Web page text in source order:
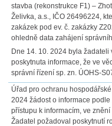
stavba (rekonstrukce F1) –
Želivka, a.s., IČO 26496224,
zakázek pod ev. č. zakázky
ohledně data zahájení
Dne 14. 10. 2024 byla žadateli
poskytnuta informace, že ve
správní řízení sp. zn. ÚOHS-
Úřad pro ochranu
2024 žádost o informace
přístupu k informacím, ve
Žadatel požadoval poskytnutí